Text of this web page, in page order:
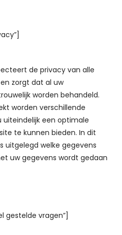
de privacy van alle
zorgt dat al uw
worden behandeld.
worden verschillende
een optimale
te kunnen bieden. In dit
uitgelegd welke gegevens
uw gegevens wordt gedaan
gestelde vragen”]